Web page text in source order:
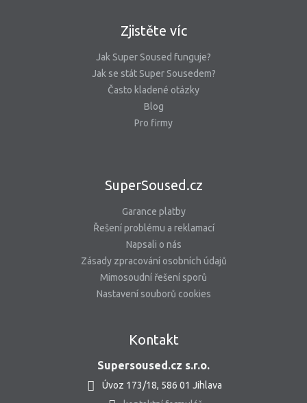
Zjistěte víc
Jak Super Soused funguje?
Jak se stát Super Sousedem?
Často kladené otázky
Blog
Pro firmy
SuperSoused.cz
Garance platby
Řešení problému a reklamací
Napsali o nás
Zásady zpracování osobních údajů
Mimosoudní řešení sporů
Nastavení souborů cookies
Kontakt
Supersoused.cz s.r.o.
Úvoz 173/18, 586 01 Jihlava